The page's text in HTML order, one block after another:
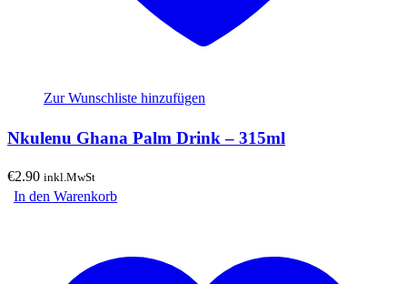
Zur Wunschliste hinzufügen
Nkulenu Ghana Palm Drink – 315ml
€2.90 inkl.MwSt
In den Warenkorb